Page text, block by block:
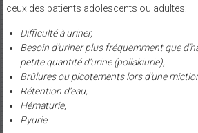
ceux des patients adolescents ou adultes:
Difficulté à uriner,
Besoin d’uriner plus fréquemment que
petite quantité d’urine (pollakiurie),
Brûlures ou picotements lors d’une
Rétention d’eau,
Hématurie,
Pyurie.